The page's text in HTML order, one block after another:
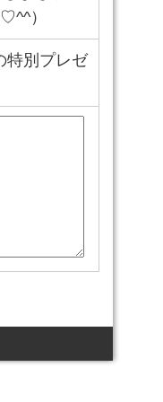
）
特別プレゼ